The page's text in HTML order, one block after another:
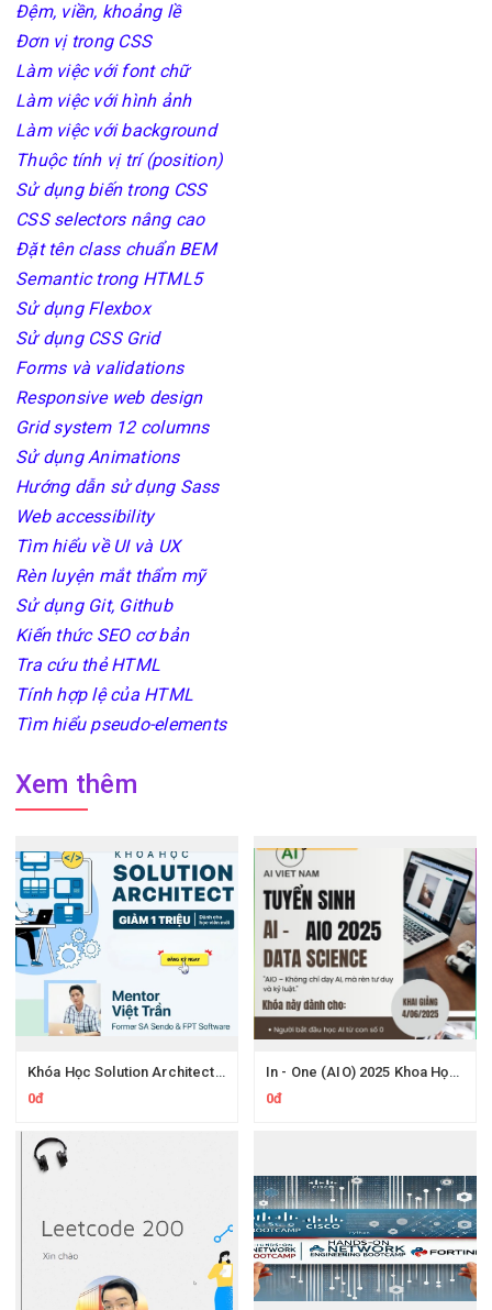
Đệm, viền, khoảng lề
Đơn vị trong CSS
Làm việc với font chữ
Làm việc với hình ảnh
Làm việc với background
Thuộc tính vị trí (position)
Sử dụng biến trong CSS
CSS selectors nâng cao
Đặt tên class chuẩn BEM
Semantic trong HTML5
Sử dụng Flexbox
Sử dụng CSS Grid
Forms và validations
Responsive web design
Grid system 12 columns
Sử dụng Animations
Hướng dẫn sử dụng Sass
Web accessibility
Tìm hiểu về UI và UX
Rèn luyện mắt thẩm mỹ
Sử dụng Git, Github
Kiến thức SEO cơ bản
Tra cứu thẻ HTML
Tính hợp lệ của HTML
Tìm hiểu pseudo-elements
Xem thêm
Khóa Học Solution Architect 200Lab – Thiết Kế Hệ Thống Microservices & System Design
0đ
In - One (AIO) 2025 Khoa Học Dữ Liệu Và Trí Tuệ Nhân Tạo Mới Nhất
0đ